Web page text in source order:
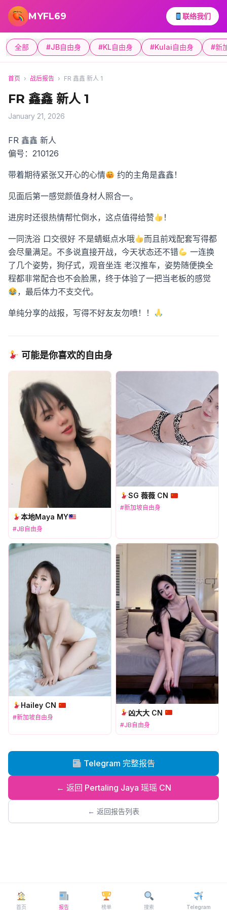
跳转到主要内容
MYFL69 联络我们
全部 #JB自由身 #KL自由身 #Kulai自由身 #新
首页 › 战后报告 › FR 鑫鑫 新人 1
FR 鑫鑫 新人 1
January 21, 2026
FR 鑫鑫 新人
偏号：210126
带着期待紧张又开心的心情 约的主角是鑫鑫！
见面后第一感觉颜值身材人照合一。
进房时还很热情帮忙倒水，这点值得给赞 ！
一同洗浴 口交很好 不是蜻蜓点水哦
而且前戏配套写得都
会尽量满足。不多说直接开战，今天状态还不错
一连换
了几个姿势，狗仔式，观音坐连 老汉推车，姿势随便换全
程都非常配合也不会脸黑，终于体验了一把当老板的感觉
，最后体力不支交代。
单纯分享的战报，写得不好友友勿喷！！
可能是你喜欢的自由身
本地Maya MY
#JB自由身
SG 薇薇 CN
#新加坡自由身
Hailey CN
#新加坡自由身
凶大大 CN
#JB自由身
Telegram 完整报告
← 返回 Pertaling Jaya 瑶瑶 CN
← 返回报告列表
首页 报告 榜单 搜索 Telegram